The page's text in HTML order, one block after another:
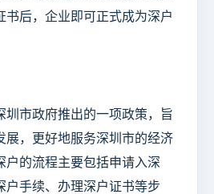
书后，企业即可正式成为深户
圳市政府推出的一项政策，旨
展，更好地服务深圳市的经济
户的流程主要包括申请入深
户手续、办理深户证书等步